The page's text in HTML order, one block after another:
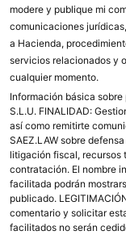
modere y publique mi
comunicaciones
a Hacienda,
servicios relacionados y
cualquier momento.
Información básica sobre
S.L.U. FINALIDAD:
así como remitirte
SAEZ.LAW sobre
litigación fiscal, recursos
contratación. El nombre
facilitada podrán
publicado.
comentario y solicitar
facilitados no serán